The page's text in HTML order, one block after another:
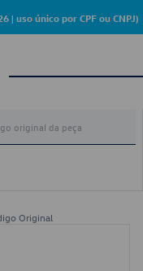
| uso único por CPF ou CNPJ)
Original